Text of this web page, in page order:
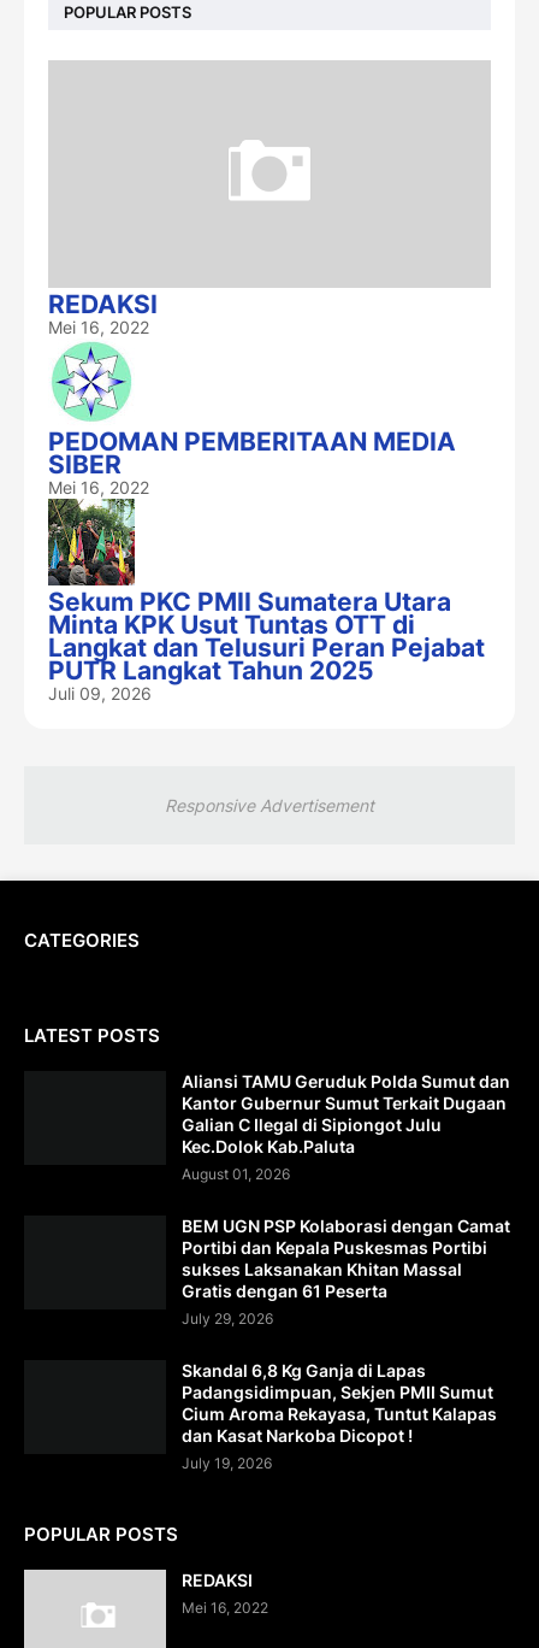
POPULAR POSTS
REDAKSI
Mei 16, 2022
PEDOMAN PEMBERITAAN MEDIA
SIBER
Mei 16, 2022
Sekum PKC PMII Sumatera Utara
Minta KPK Usut Tuntas OTT di
Langkat dan Telusuri Peran Pejabat
PUTR Langkat Tahun 2025
Juli 09, 2026
Responsive Advertisement
CATEGORIES
LATEST POSTS
Aliansi TAMU Geruduk Polda Sumut dan
Kantor Gubernur Sumut Terkait Dugaan
Galian C Ilegal di Sipiongot Julu
Kec.Dolok Kab.Paluta
August 01, 2026
BEM UGN PSP Kolaborasi dengan Camat
Portibi dan Kepala Puskesmas Portibi
sukses Laksanakan Khitan Massal
Gratis dengan 61 Peserta
July 29, 2026
Skandal 6,8 Kg Ganja di Lapas
Padangsidimpuan, Sekjen PMII Sumut
Cium Aroma Rekayasa, Tuntut Kalapas
dan Kasat Narkoba Dicopot !
July 19, 2026
POPULAR POSTS
REDAKSI
Mei 16, 2022